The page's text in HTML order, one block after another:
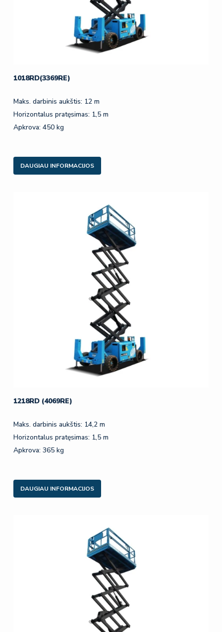
1018RD(3369RE)
Maks. darbinis aukštis: 12 m
Horizontalus pratęsimas: 1,5 m
Apkrova: 450 kg
DAUGIAU INFORMACIJOS
1218RD (4069RE)
Maks. darbinis aukštis: 14,2 m
Horizontalus pratęsimas: 1,5 m
Apkrova: 365 kg
DAUGIAU INFORMACIJOS